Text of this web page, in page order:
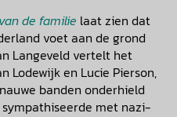
de familie laat zien dat
voet aan de grond
Langeveld vertelt het
Lodewijk en Lucie Pierson,
banden onderhield
met nazi-